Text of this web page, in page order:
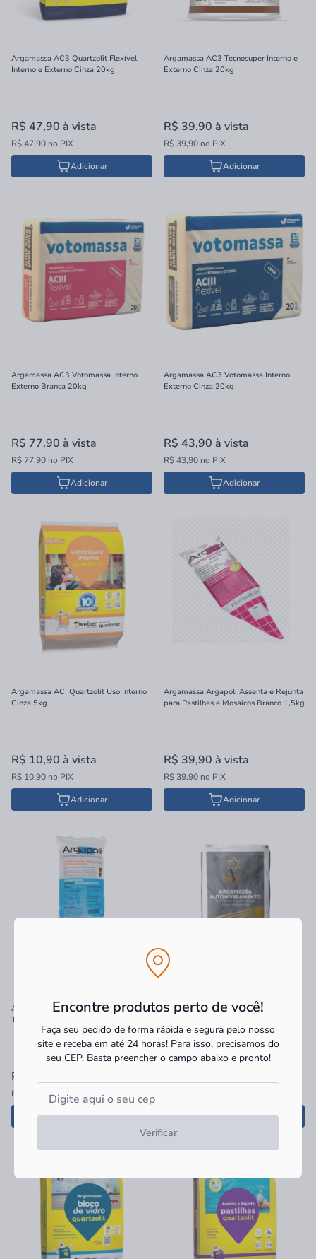
Encontre produtos perto de você!
Faça seu pedido de forma rápida e segura pelo nosso
site e receba em até 24 horas! Para isso, precisamos do
seu CEP. Basta preencher o campo abaixo e pronto!
Verificar
Argamassa AC3 Quartzolit Flexível
Interno e Externo Cinza 20kg
R$ 47,90 à vista
R$ 47,90 no PIX
Adicionar
Argamassa AC3 Tecnosuper Interno e
Externo Cinza 20kg
R$ 39,90 à vista
R$ 39,90 no PIX
Adicionar
Argamassa AC3 Votomassa Interno
Externo Branca 20kg
R$ 77,90 à vista
R$ 77,90 no PIX
Adicionar
Argamassa AC3 Votomassa Interno
Externo Cinza 20kg
R$ 43,90 à vista
R$ 43,90 no PIX
Adicionar
Argamassa ACI Quartzolit Uso Interno
Cinza 5kg
R$ 10,90 à vista
R$ 10,90 no PIX
Adicionar
Argamassa Argapoli Assenta e Rejunta
para Pastilhas e Mosaicos Branco 1,5kg
R$ 39,90 à vista
R$ 39,90 no PIX
Adicionar
Argamassa Argapoli para Bloco e
Tijolo Polimérica 3kg (2m²)
R$ 31,90
R$ 31,90 no PIX
Adicionar
Argamassa Autonivelante 20kg Hidra
Adicionar